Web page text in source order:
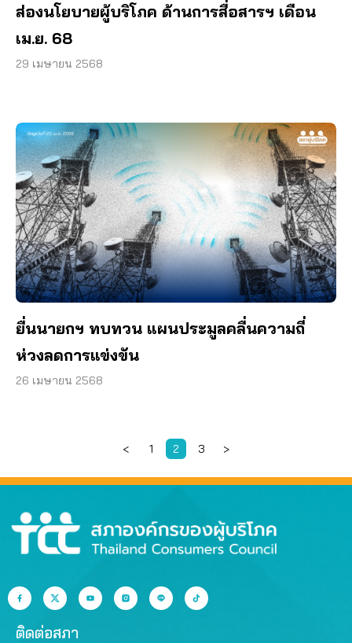
ส่องนโยบายผู้บริโภค ด้านการสื่อสารฯ เดือน
เม.ย. 68
29 เมษายน 2568
ยื่นนายกฯ ทบทวน แผนประมูลคลื่นความถี่
ห่วงลดการแข่งขัน
26 เมษายน 2568
< 1 2 3 >
ติดต่อสภา